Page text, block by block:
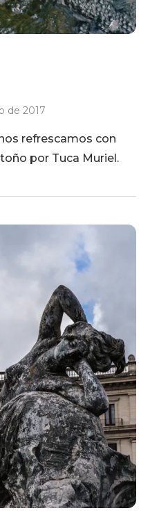
de 2017
refrescamos con
por Tuca Muriel.